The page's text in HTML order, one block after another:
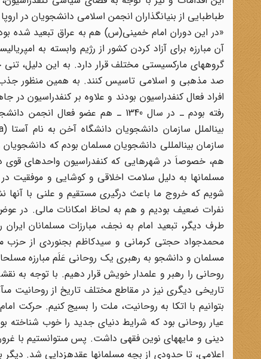
طباطبایی از بنیانگذاران انجمن اسلامی دانشجویان در
«در این دوران امام خمینى(س) هم به عراق تبعید شده
آن مبارزه براى آزاد کردن کشور از رژیم وابسته به
گروههاى مارکسیستى مختلف قرار دارد. به این دلیل،
صد مذهبى و اسلامى تاسیس کنند. به همین منظور
افراد فعال کنفدراسیون بودند و علاوه بر کنفدراسیون در
رفته بودم ـ در سال 1340 ـ هم عضو
سازمان بین‏المللى دانشجویان مسلمان بودم که
هم، خصوصاَ در شهرهایى که کنفدراسیون واحدهاى قوى
مسلمانها به دلیل سلامت اخلاقى و کوشایى و موفقیت
شویم که خروج ما باعث درگیرى مستقیم و علنى با آنها
نفرات ضعیف بودیم و هم به لحاظ امکانات مالى. در عوض
طرف دیگر، تبعید امام به نجف، مبارزات مسلمانان
محمدجواد حجتى کرمانى و سیدکاظم بجنوردى از حزب
مسلمان و دانشجو به رهبرى یک روحانى عَلَم مبارزه
روحانى را رهبر و علمدار خویش قرار دهیم. با توجه به
تاریخى دیگرى نیز در مقاطع مختلف تاریخ از روحانیت
بتوانیم با اتکا به روحانیت، ملت را بسیج کنیم. حرکت
عیار روحانى بود که شرایط دنیاى جدید را خوب
دینى و مایه‏هاى نوین فقهى داشت. پس مى‏توانستیم با
اعلامى، تا حدودى از بچه مسلمانها عقده‏زدایى شد. دیگر